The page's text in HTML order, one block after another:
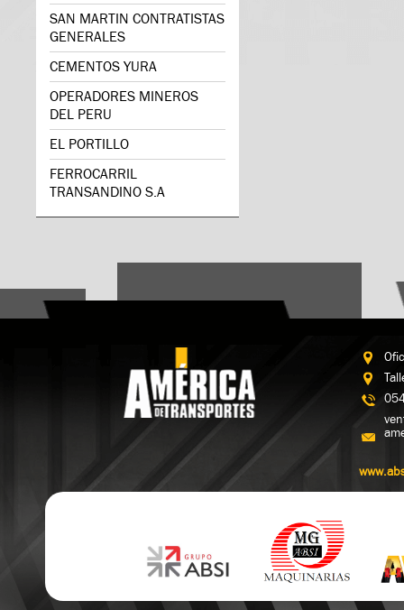
SAN MARTIN CONTRATISTAS
GENERALES
CEMENTOS YURA
OPERADORES MINEROS
DEL PERU
EL PORTILLO
FERROCARRIL
TRANSANDINO S.A